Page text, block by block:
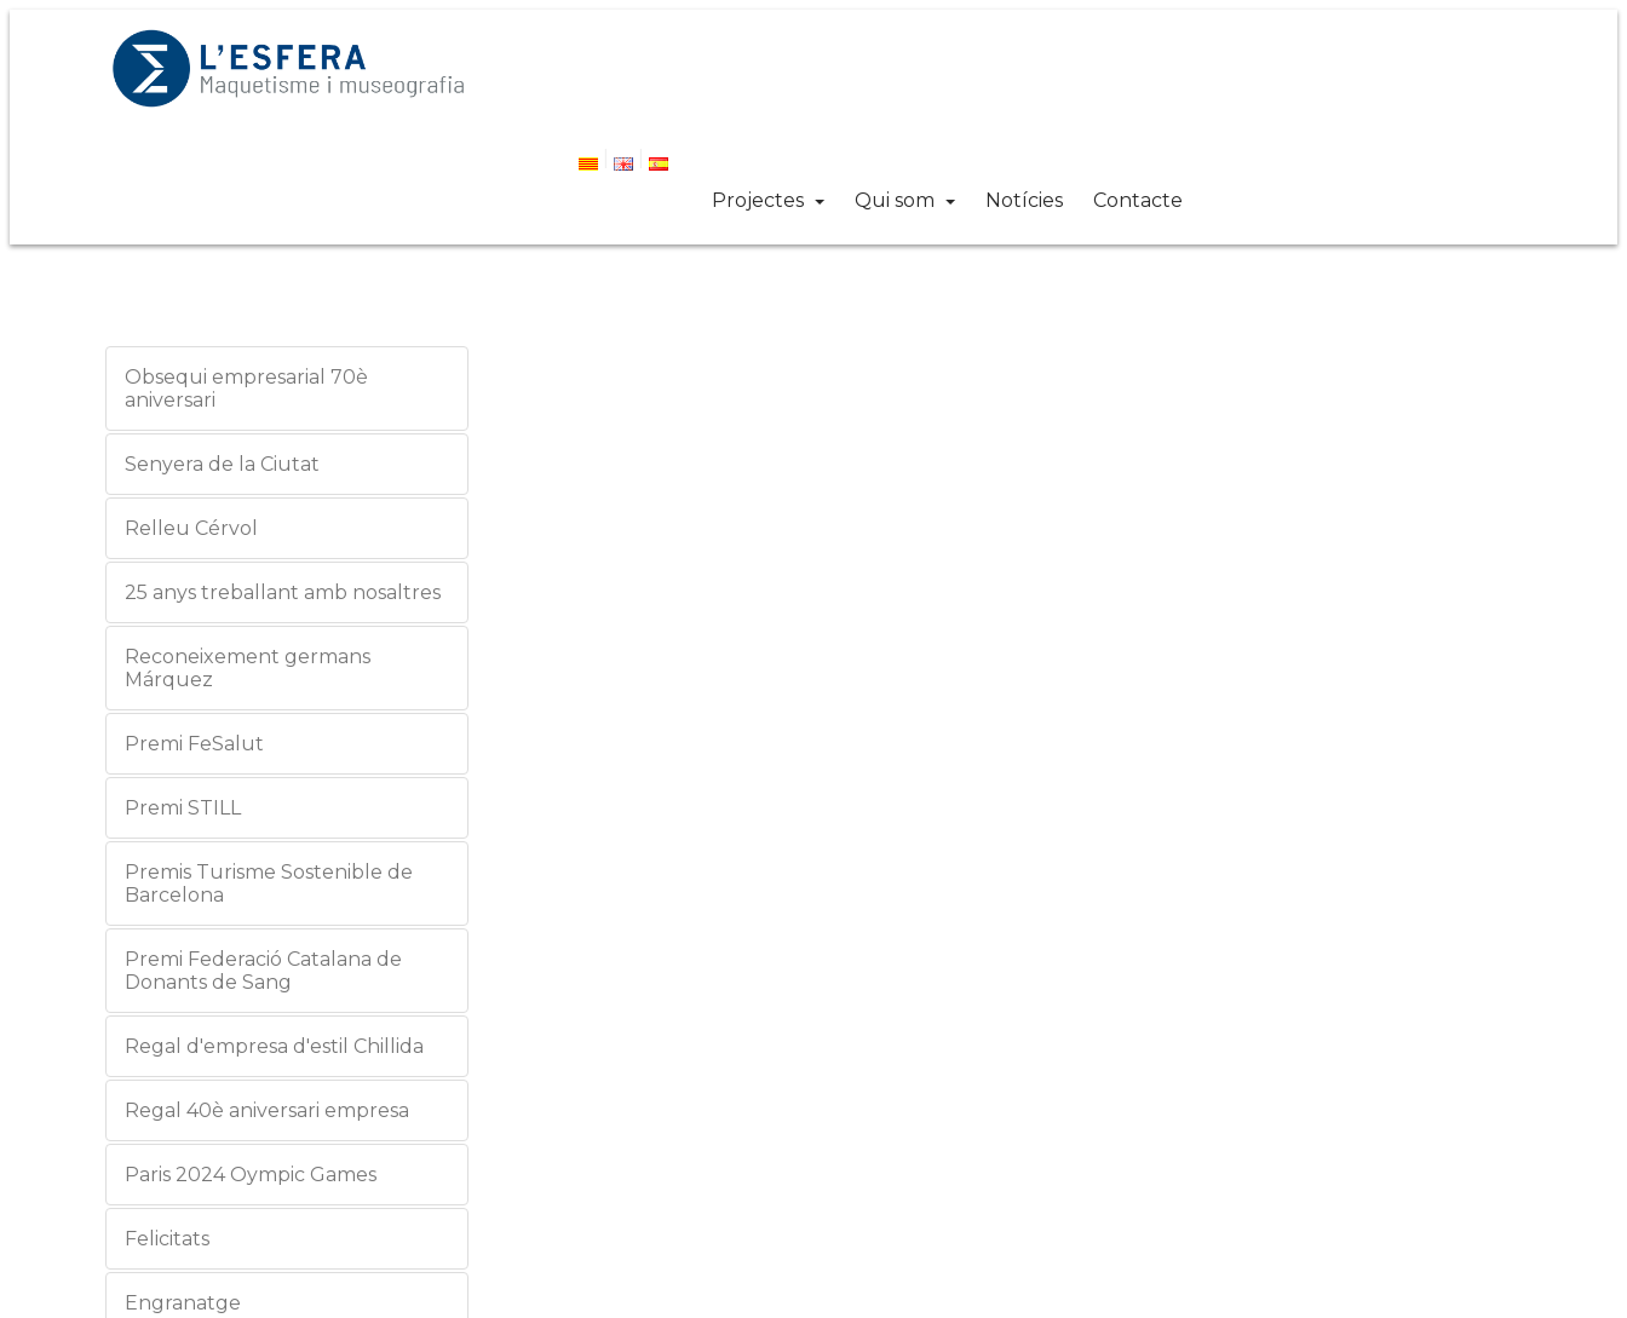
Projectes Qui som Notícies Contacte
Obsequi empresarial 70è
aniversari
Senyera de la Ciutat
Relleu Cérvol
25 anys treballant amb nosaltres
Reconeixement germans
Márquez
Premi FeSalut
Premi STILL
Premis Turisme Sostenible de
Barcelona
Premi Federació Catalana de
Donants de Sang
Regal d'empresa d'estil Chillida
Regal 40è aniversari empresa
Paris 2024 Oympic Games
Felicitats
Engranatge